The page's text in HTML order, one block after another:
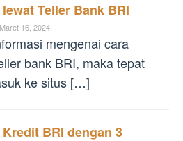
Teller Bank BRI
Maret 16, 2024
mengenai cara
bank BRI, maka tepat
ke situs […]
BRI dengan 3